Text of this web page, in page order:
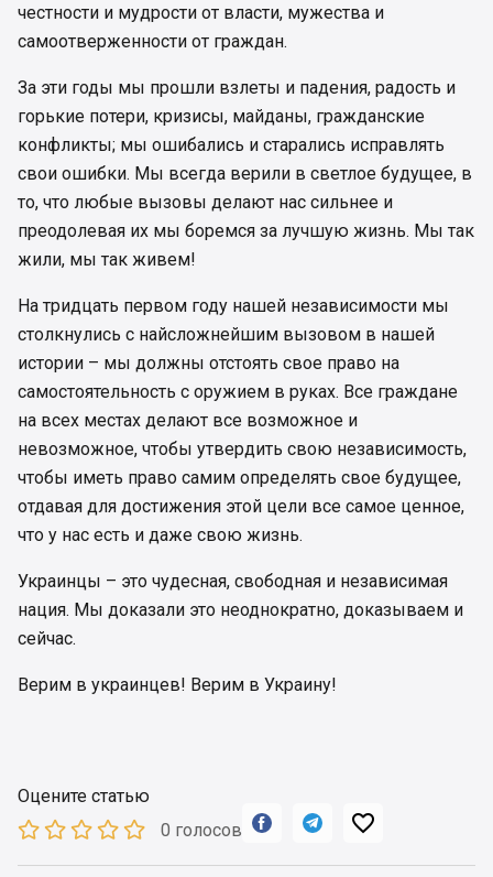
честности и мудрости от власти, мужества и
самоотверженности от граждан.
За эти годы мы прошли взлеты и падения, радость и
горькие потери, кризисы, майданы, гражданские
конфликты; мы ошибались и старались исправлять
свои ошибки. Мы всегда верили в светлое будущее, в
то, что любые вызовы делают нас сильнее и
преодолевая их мы боремся за лучшую жизнь. Мы так
жили, мы так живем!
На тридцать первом году нашей независимости мы
столкнулись с найсложнейшим вызовом в нашей
истории – мы должны отстоять свое право на
самостоятельность с оружием в руках. Все граждане
на всех местах делают все возможное и
невозможное, чтобы утвердить свою независимость,
чтобы иметь право самим определять свое будущее,
отдавая для достижения этой цели все самое ценное,
что у нас есть и даже свою жизнь.
Украинцы – это чудесная, свободная и независимая
нация. Мы доказали это неоднократно, доказываем и
сейчас.
Верим в украинцев! Верим в Украину!
Оцените статью
0 голосов
  